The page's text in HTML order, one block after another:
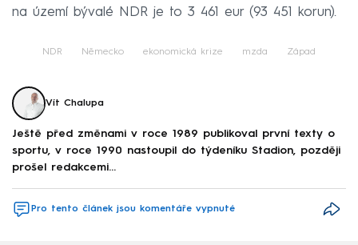
na území bývalé NDR je to 3 461 eur (93 451 korun).
NDR Německo ekonomická krize mzda Západ
Vít Chalupa
Ještě před změnami v roce 1989 publikoval první texty o
sportu, v roce 1990 nastoupil do týdeníku Stadion, později
prošel redakcemi...
Pro tento článek jsou komentáře vypnuté